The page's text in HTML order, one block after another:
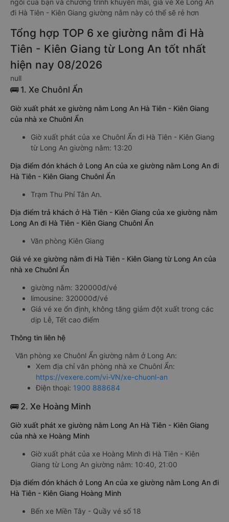
ngồi của bạn và chương trình khuyến mãi, giá vé Xe Long An
đi Hà Tiên - Kiên Giang giường nằm này có thể sẽ rẻ hơn
Tổng hợp TOP 6 xe giường nằm đi Hà
Tiên - Kiên Giang từ Long An tốt nhất
hiện nay 08/2026
null
🚌 1. Xe Chuônl Ẩn
Giờ xuất phát xe giường nằm Long An Hà Tiên - Kiên Giang
của nhà xe Chuônl Ẩn
Giờ xuất phát của xe Chuônl Ẩn đi Hà Tiên - Kiên Giang
từ Long An giường nằm: 13:20
Địa điểm đón khách ở Long An của xe giường nằm Long An đi
Hà Tiên - Kiên Giang Chuônl Ẩn
Trạm Thu Phí Tân An.
Địa điểm trả khách ở Hà Tiên - Kiên Giang của xe giường nằm
Long An đi Hà Tiên - Kiên Giang Chuônl Ẩn
Văn phòng Kiên Giang
Giá vé xe giường nằm đi Hà Tiên - Kiên Giang từ Long An của
nhà xe Chuônl Ẩn
giường nằm: 320000đ/vé
limousine: 320000đ/vé
Giá vé xe ổn định, không tăng giảm đột xuất trong các
dịp Lễ, Tết cao điểm
Thông tin liên hệ
Văn phòng xe Chuônl Ẩn giường nằm ở Long An:
Xem địa chỉ văn phòng nhà xe Chuônl Ẩn:
https://vexere.com/vi-VN/xe-chuonl-an
Điện thoại: 1900 888684
🚌 2. Xe Hoàng Minh
Giờ xuất phát xe giường nằm Long An Hà Tiên - Kiên Giang
của nhà xe Hoàng Minh
Giờ xuất phát của xe Hoàng Minh đi Hà Tiên - Kiên
Giang từ Long An giường nằm: 10:40, 21:00
Địa điểm đón khách ở Long An của xe giường nằm Long An đi
Hà Tiên - Kiên Giang Hoàng Minh
Bến xe Miền Tây - Quầy vé số 18